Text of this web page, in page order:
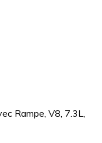
Rampe, V8, 7.3L,